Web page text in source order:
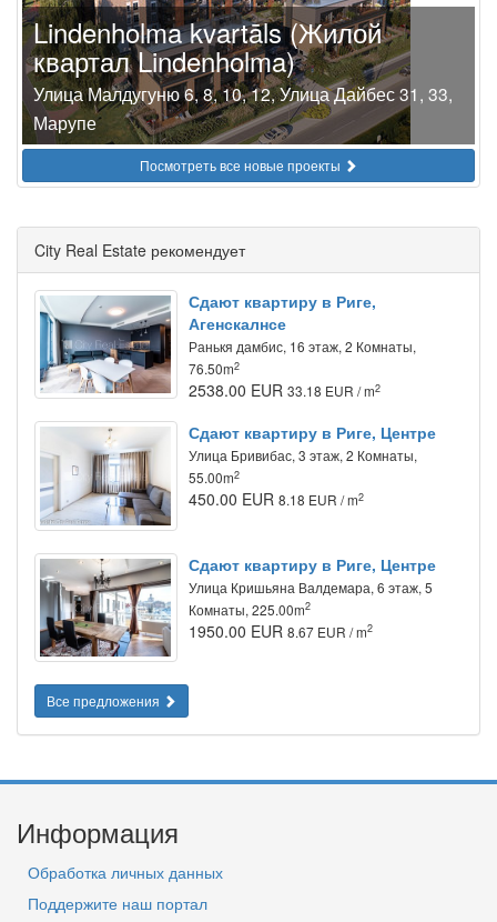
Lindenholma kvartāls (Жилой
квартал Lindenholma)
Улица Малдугуню 6, 8, 10, 12, Улица Дайбес 31, 33,
Марупе
Посмотреть все новые проекты
City Real Estate рекомендует
Сдают квартиру в Риге,
Агенскалнсе
Ранькя дамбис, 16 этаж, 2 Комнаты,
76.50m2
2538.00 EUR 33.18 EUR / m2
Сдают квартиру в Риге, Центре
Улица Бривибас, 3 этаж, 2 Комнаты,
55.00m2
450.00 EUR 8.18 EUR / m2
Сдают квартиру в Риге, Центре
Улица Кришьяна Валдемара, 6 этаж, 5
Комнаты, 225.00m2
1950.00 EUR 8.67 EUR / m2
Все предложения
Информация
Обработка личных данных
Поддержите наш портал